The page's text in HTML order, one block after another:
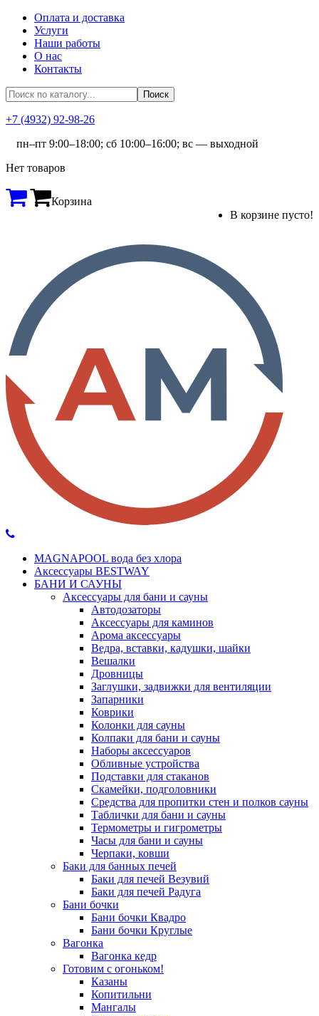
Оплата и доставка
Услуги
Наши работы
О нас
Контакты
+7 (4932) 92-98-26
пн–пт 9:00–18:00; сб 10:00–16:00; вс — выходной
Нет товаров
Корзина
В корзине пусто!
MAGNAPOOL вода без хлора
Аксессуары BESTWAY
БАНИ И САУНЫ
Аксессуары для бани и сауны
Автодозаторы
Аксессуары для каминов
Арома аксессуары
Ведра, вставки, кадушки, шайки
Вешалки
Дровницы
Заглушки, задвижки для вентиляции
Запарники
Коврики
Колонки для сауны
Колпаки для бани и сауны
Наборы аксессуаров
Обливные устройства
Подставки для стаканов
Скамейки, подголовники
Средства для пропитки стен и полков сауны
Таблички для бани и сауны
Термометры и гигрометры
Часы для бани и сауны
Черпаки, ковши
Баки для банных печей
Баки для печей Везувий
Баки для печей Радуга
Бани бочки
Бани бочки Квадро
Бани бочки Круглые
Вагонка
Вагонка кедр
Готовим с огоньком!
Казаны
Копитильни
Мангалы